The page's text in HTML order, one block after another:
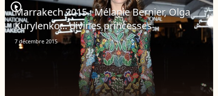
player2
Marrakech 2015 : Mélanie Bernier, Olga
Kurylenko... divines princesses
7 décembre 2015